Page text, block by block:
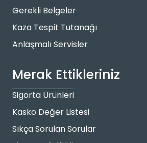
Gerekli Belgeler
Kaza Tespit Tutanağı
Anlaşmalı Servisler
Merak Ettikleriniz
Sigorta Ürünleri
Kasko Değer Listesi
Sıkça Sorulan Sorular